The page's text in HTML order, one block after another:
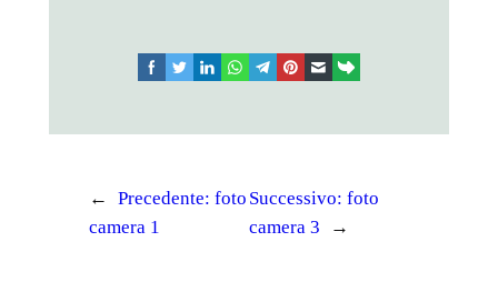
facebooktwitterlinkedinwhatsapptelegram
pinterest email link
← Precedente: foto
camera 1
Successivo: foto
camera 3
→